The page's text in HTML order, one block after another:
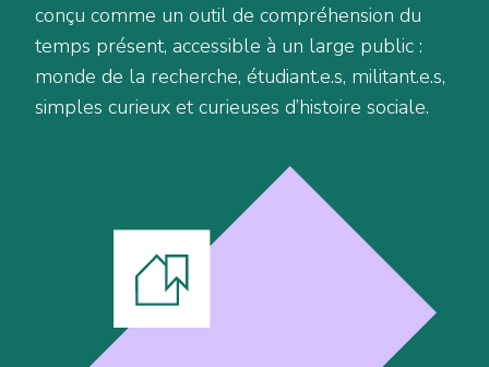
conçu comme un outil de compréhension du
temps présent, accessible à un large public :
monde de la recherche, étudiant.e.s, militant.e.s,
simples curieux et curieuses d’histoire sociale.